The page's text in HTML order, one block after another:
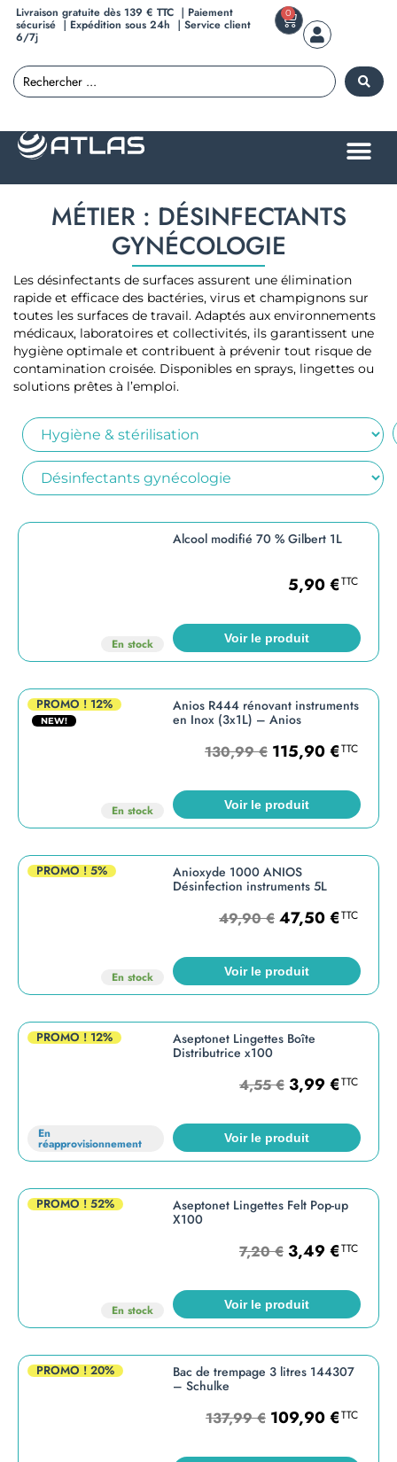
Livraison gratuite dès 139 € TTC ｜Paiement
sécurisé ｜Expédition sous 24h ｜Service client
6/7j
0
MÉTIER : DÉSINFECTANTS
GYNÉCOLOGIE
Les désinfectants de surfaces assurent une élimination
rapide et efficace des bactéries, virus et champignons sur
toutes les surfaces de travail. Adaptés aux environnements
médicaux, laboratoires et collectivités, ils garantissent une
hygiène optimale et contribuent à prévenir tout risque de
contamination croisée. Disponibles en sprays, lingettes ou
solutions prêtes à l’emploi.
En stock
Alcool modifié 70 % Gilbert 1L
5,90€TTC
Voir le produit
PROMO !12%
NEW!
En stock
Anios R444 rénovant instruments
en Inox (3x1L) – Anios
130,99€ 115,90€TTC
Voir le produit
PROMO !5%
En stock
Anioxyde 1000 ANIOS
Désinfection instruments 5L
49,90€ 47,50€TTC
Voir le produit
PROMO !12%
En
réapprovisionnement
Aseptonet Lingettes Boîte
Distributrice x100
4,55€ 3,99€TTC
Voir le produit
PROMO !52%
En stock
Aseptonet Lingettes Felt Pop-up
X100
7,20€ 3,49€TTC
Voir le produit
PROMO !20%
Bac de trempage 3 litres 144307
– Schulke
137,99€ 109,90€TTC